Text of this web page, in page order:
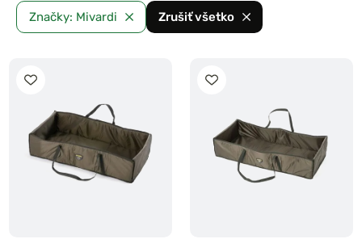
Značky: Mivardi
Zrušiť všetko